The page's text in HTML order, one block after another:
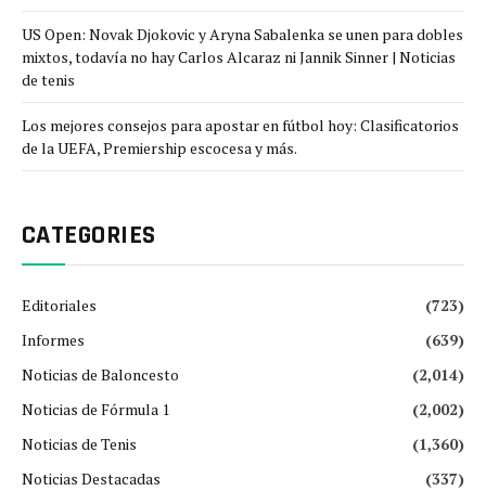
US Open: Novak Djokovic y Aryna Sabalenka se unen para dobles
mixtos, todavía no hay Carlos Alcaraz ni Jannik Sinner | Noticias
de tenis
Los mejores consejos para apostar en fútbol hoy: Clasificatorios
de la UEFA, Premiership escocesa y más.
CATEGORIES
Editoriales
(723)
Informes
(639)
Noticias de Baloncesto
(2,014)
Noticias de Fórmula 1
(2,002)
Noticias de Tenis
(1,360)
Noticias Destacadas
(337)